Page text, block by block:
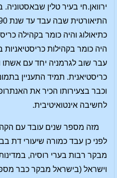
ירוואן.חי בעיר טלין
עבר שוב לגרמניה יחד עם אשתו
כריסטיאנית. תמיד התעניין
וכבר בצעירותו הכיר את
לחשיבה אינטואיטיבית.
מזה מספר שנים עובד עם
לפני כן עבד כמורה שיעורי דת
מבקר רבות בערי רוסיה,
וישראל (בישראל מבקר כבר